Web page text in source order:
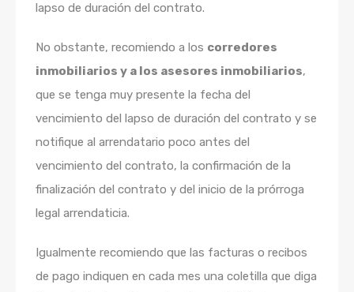
lapso de duración del contrato.
No obstante, recomiendo a los corredores
inmobiliarios y a los asesores inmobiliarios,
que se tenga muy presente la fecha del
vencimiento del lapso de duración del contrato y se
notifique al arrendatario poco antes del
vencimiento del contrato, la confirmación de la
finalización del contrato y del inicio de la prórroga
legal arrendaticia.
Igualmente recomiendo que las facturas o recibos
de pago indiquen en cada mes una coletilla que diga